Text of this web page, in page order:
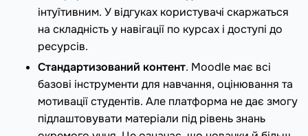
інтуїтивним. У відгуках користувачі скаржаться
на складність у навігації по курсах і доступі до
ресурсів.
Стандартизований контент. Moodle має всі
базові інструменти для навчання, оцінювання та
мотивації студентів. Але платформа не дає змогу
підлаштовувати матеріали під рівень знань